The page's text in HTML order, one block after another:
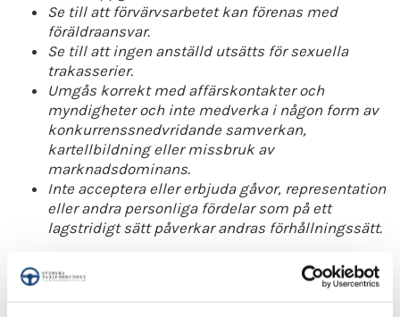
Se till att förvärvsarbetet kan förenas med
föräldraansvar.
Se till att ingen anställd utsätts för sexuella
trakasserier.
Umgås korrekt med affärskontakter och
myndigheter och inte medverka i någon form av
konkurrenssnedvridande samverkan,
kartellbildning eller missbruk av
marknadsdominans.
Inte acceptera eller erbjuda gåvor, representation
eller andra personliga fördelar som på ett
lagstridigt sätt påverkar andras förhållningssätt.
Denna policy ligger till grund för fastställande och
uppföljning av Svenska Taxiförbundets agerande inom
ovan nämnda områden.